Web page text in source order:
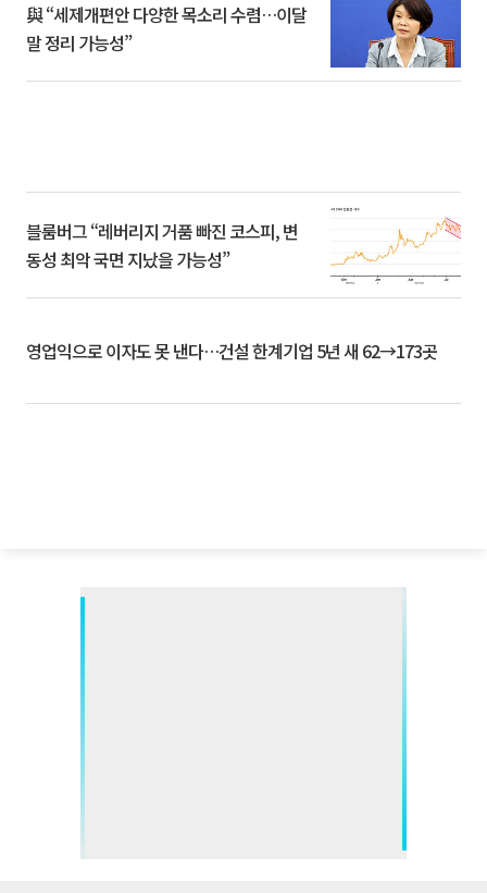
與 “세제개편안 다양한 목소리 수렴…이달
말 정리 가능성”
블룸버그 “레버리지 거품 빠진 코스피, 변
동성 최악 국면 지났을 가능성”
영업익으로 이자도 못 낸다…건설 한계기업 5년 새 62→173곳